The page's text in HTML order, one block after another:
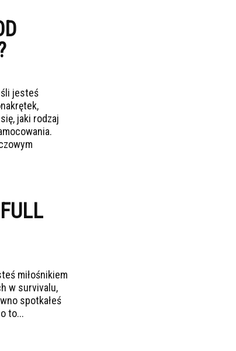
jesteś
jaki rodzaj
miłośnikiem
w survivalu,
spotkałeś
to...